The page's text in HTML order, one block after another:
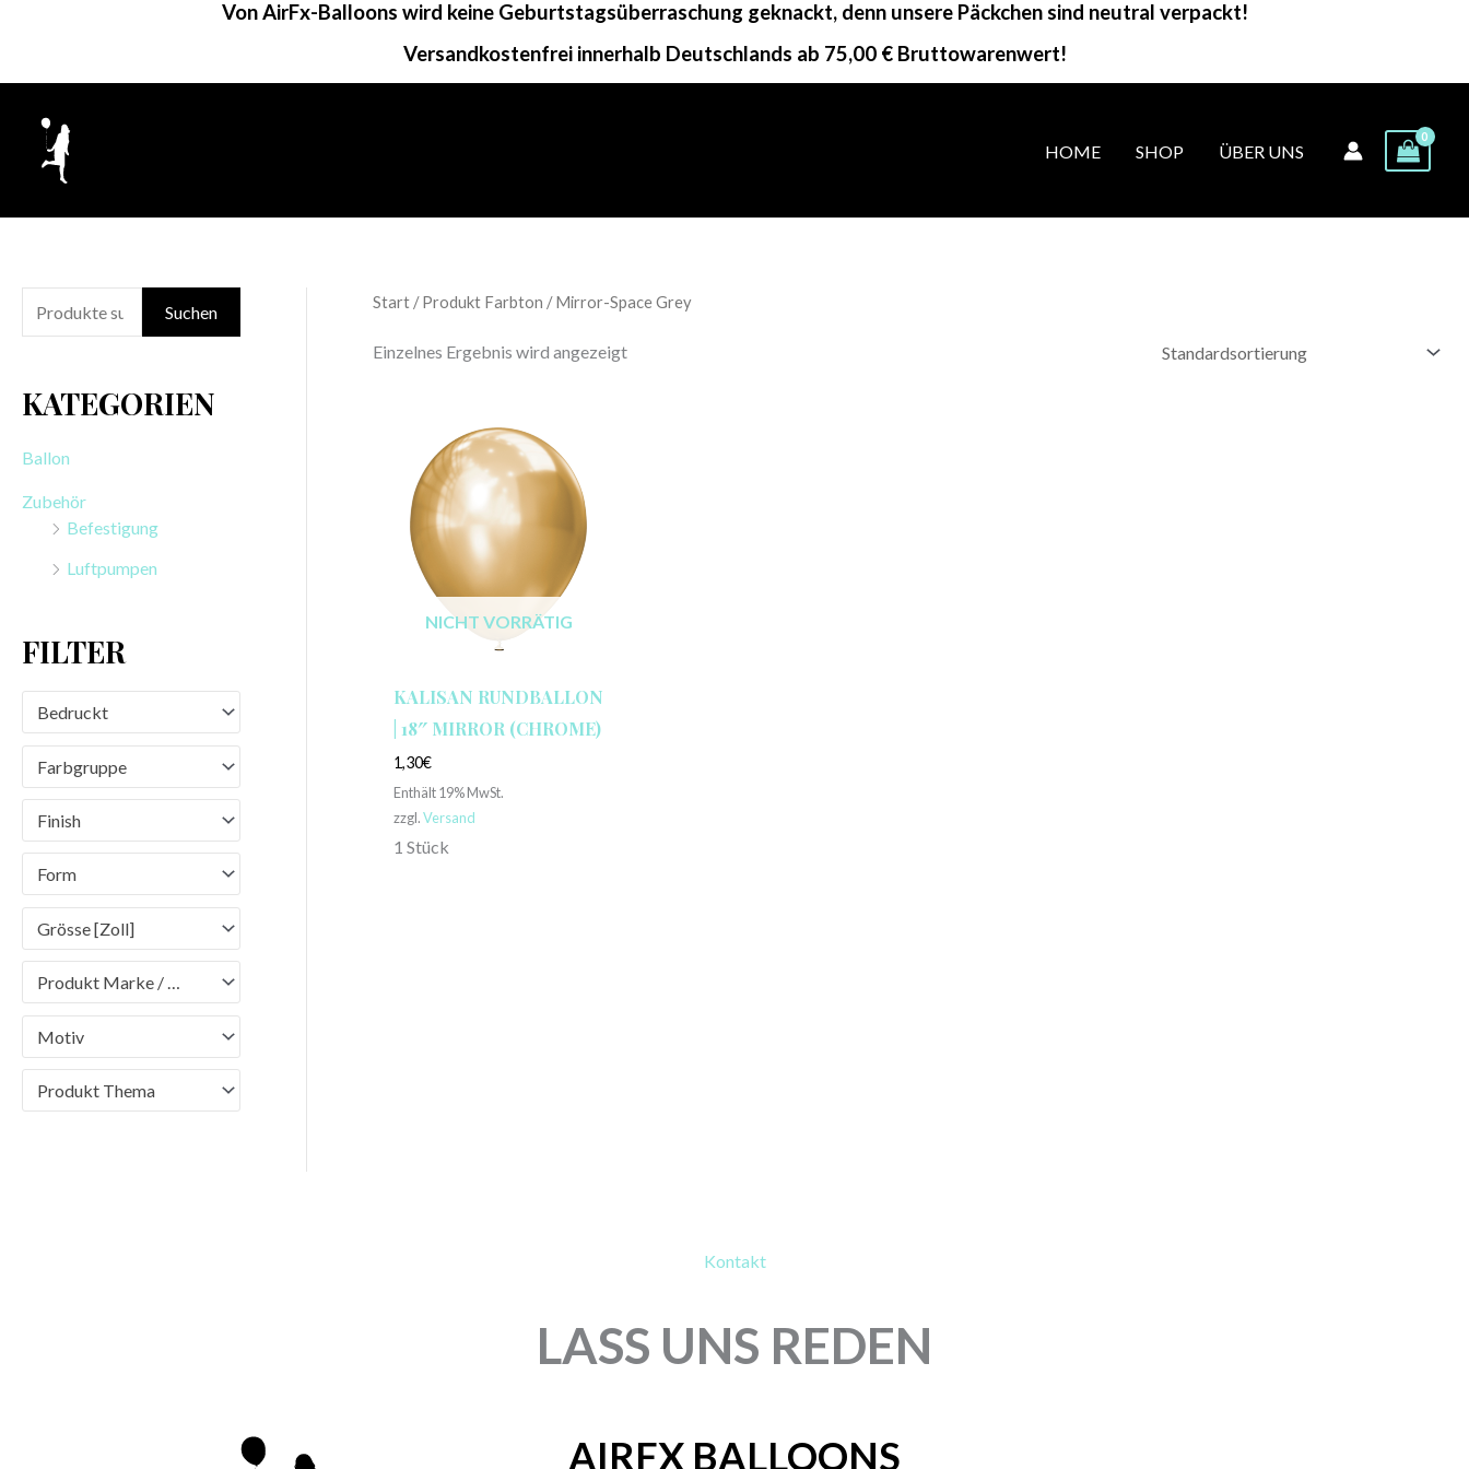
springen
Von AirFx-Balloons wird keine Geburtstagsüberraschung geknackt, denn unsere Päckchen sind neutral verpackt!
Versandkostenfrei innerhalb Deutschlands ab 75,00 € Bruttowarenwert!
HOME SHOP ÜBER UNS
u
h
n
Suchen
KATEGORIEN
Ballon
Zubehör
Befestigung
Luftpumpen
FILTER
Bedruckt
Farbgruppe
Finish
Form
Grösse [Zoll]
Produkt Marke / Brand
Motiv
Produkt Thema
Start/ Produkt Farbton / Mirror-Space Grey
Einzelnes Ergebnis wird angezeigt
NICHT VORRÄTIG
KALISAN RUNDBALLON
| 18″ MIRROR (CHROME)
1,30€
Enthält 19% MwSt.
zzgl.Versand
1 Stück
Kontakt
LASS UNS REDEN
AIRFX BALLOONS